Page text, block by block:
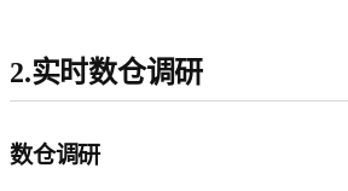
2.实时数仓调研
数仓调研